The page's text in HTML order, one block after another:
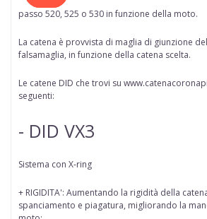
passo 520, 525 o 530 in funzione della moto.
La catena è provvista di maglia di giunzione
falsamaglia, in funzione della catena scelta.
Le catene DID che trovi su
seguenti:
- DID VX3
Sistema con X-ring
+ RIGIDITA': Aumentando la rigidità della
spanciamento e piagatura, migliorando la